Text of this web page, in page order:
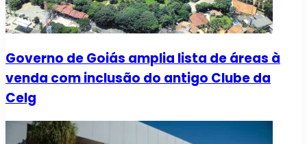
Governo de Goiás amplia lista de áreas à
venda com inclusão do antigo Clube da
Celg